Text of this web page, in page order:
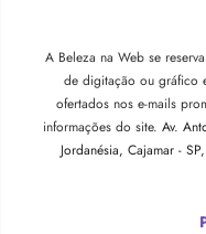
A Beleza na Web se
de digitação ou gráfico
ofertados nos e-mails
informações do site. Av.
Jordanésia, Cajamar -